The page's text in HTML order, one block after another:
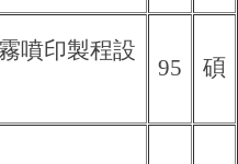
噴印製程設
95 碩